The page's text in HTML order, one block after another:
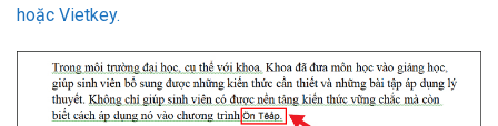
hoặc Vietkey.